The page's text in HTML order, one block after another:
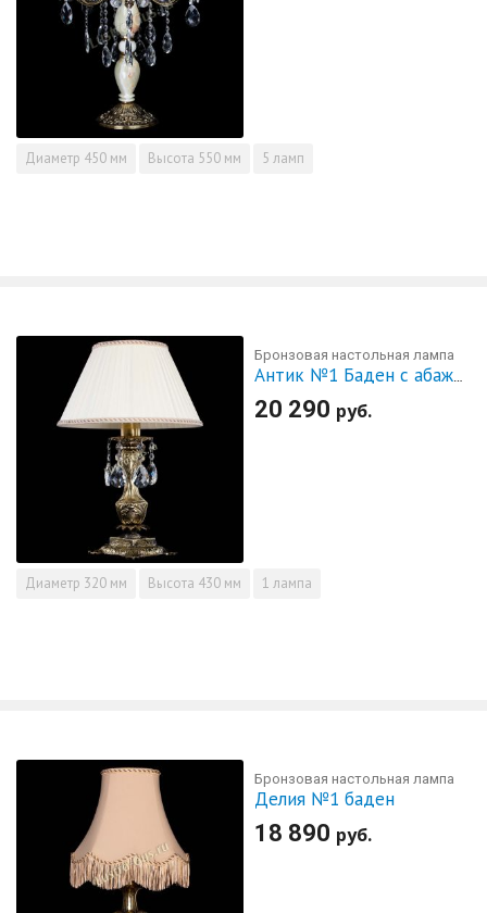
Диаметр 450 мм Высота 550 мм 5 ламп
Бронзовая настольная лампа
Антик №1 Баден с абажуром
20 290 руб.
Диаметр 320 мм Высота 430 мм 1 лампа
Бронзовая настольная лампа
Делия №1 баден
18 890 руб.